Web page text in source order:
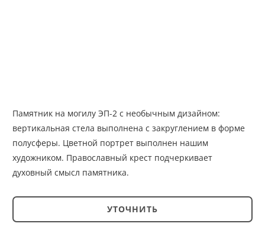
Памятник на могилу ЭП-2 с необычным дизайном:
вертикальная стела выполнена с закруглением в форме
полусферы. Цветной портрет выполнен нашим
художником. Православный крест подчеркивает
духовный смысл памятника.
Количество
УТОЧНИТЬ